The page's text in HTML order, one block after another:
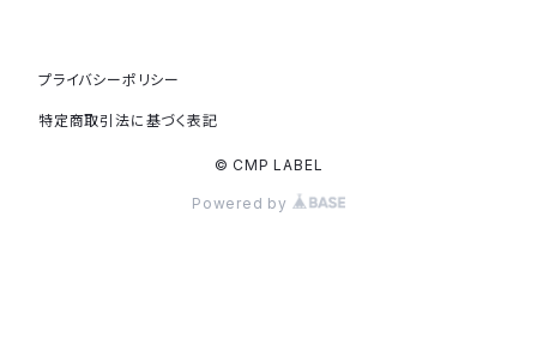
ジャケット/アウター
コインケース
プライバシーポリシー
特定商取引法に基づく表記
© CMP LABEL
Powered by